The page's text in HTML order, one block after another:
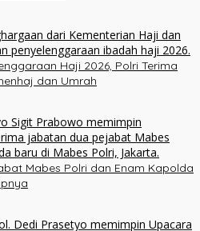
Haji 2026, Polri Terima
dan Umrah
Mabes Polri dan Enam Kapolda